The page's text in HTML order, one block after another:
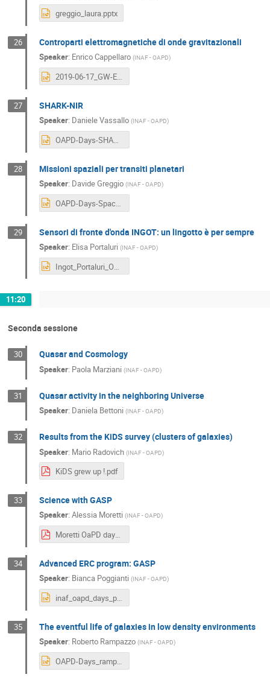
greggio_laura.pptx
26 Controparti elettromagnetiche di onde gravitazionali
Speaker: Enrico Cappellaro (INAF - OAPD)
2019-06-17_GW-EM_OAPD.pptx
27 SHARK-NIR
Speaker: Daniele Vassallo (INAF - OAPD)
OAPD-Days-SHARK-NIR.pptx
28 Missioni spaziali per transiti planetari
Speaker: Davide Greggio (INAF - OAPD)
OAPD-Days-Space missions for planetary transits.pptx
29 Sensori di fronte d'onda INGOT: un lingotto è per sempre
Speaker: Elisa Portaluri (INAF - OAPD)
Ingot_Portaluri_OAPDdays_v2.pptx
11:20
Seconda sessione
30 Quasar and Cosmology
Speaker: Paola Marziani (INAF - OAPD)
31 Quasar activity in the neighboring Universe
Speaker: Daniela Bettoni (INAF - OAPD)
32 Results from the KiDS survey (clusters of galaxies)
Speaker: Mario Radovich (INAF - OAPD)
KiDS grew up !.pdf
33 Science with GASP
Speaker: Alessia Moretti (INAF - OAPD)
Moretti OaPD days.pdf
34 Advanced ERC program: GASP
Speaker: Bianca Poggianti (INAF - OAPD)
inaf_oapd_days_poggianti.pptx
35 The eventful life of galaxies in low density environments
Speaker: Roberto Rampazzo (INAF - OAPD)
OAPD-Days_rampazzo.pptx